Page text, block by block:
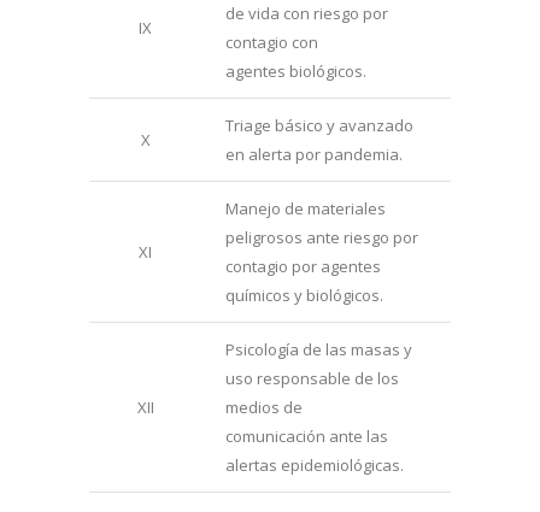
IX
de vida con riesgo por
contagio con
agentes biológicos.
X
Triage básico y avanzado
en alerta por pandemia.
XI
Manejo de materiales
peligrosos ante riesgo por
contagio por agentes
químicos y biológicos.
XII
Psicología de las masas y
uso responsable de los
medios de
comunicación ante las
alertas epidemiológicas.